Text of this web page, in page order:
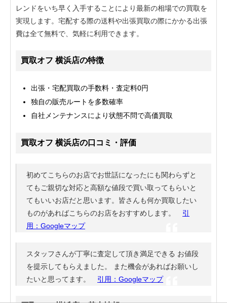
レンドをいち早く入手することにより最新の相場での買取を
実現します。宅配する際の送料や出張買取の際にかかる出張
費は全て無料で、気軽に利用できます。
買取オフ 横浜店の特徴
出張・宅配買取の手数料・査定料0円
独自の販売ルートを多数確率
自社メンテナンスにより状態不問で高価買取
買取オフ 横浜店の口コミ・評価
初めてこちらのお店でお世話になったにも関わらずと
てもご親切な対応と高額な値段で買い取ってもらいと
てもいいお店だと思います。皆さんも何か買取したい
ものがあればこちらのお店をおすすめします。 引
用：Googleマップ
スタッフさんが丁寧に査定して頂き満足できる お値段
を提示してもらえました。 また機会があればお願いし
たいと思ってます。 引用：Googleマップ